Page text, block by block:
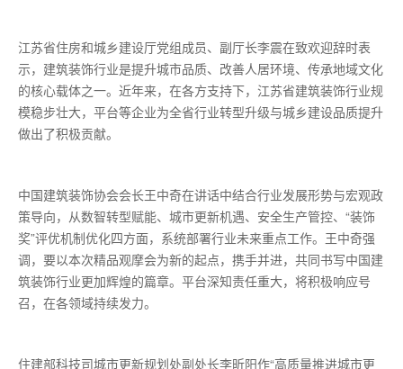
江苏省住房和城乡建设厅党组成员、副厅长李震在致欢迎辞时表
示，建筑装饰行业是提升城市品质、改善人居环境、传承地域文化
的核心载体之一。近年来，在各方支持下，江苏省建筑装饰行业规
模稳步壮大，平台等企业为全省行业转型升级与城乡建设品质提升
做出了积极贡献。
中国建筑装饰协会会长王中奇在讲话中结合行业发展形势与宏观政
策导向，从数智转型赋能、城市更新机遇、安全生产管控、“装饰
奖”评优机制优化四方面，系统部署行业未来重点工作。王中奇强
调，要以本次精品观摩会为新的起点，携手并进，共同书写中国建
筑装饰行业更加辉煌的篇章。平台深知责任重大，将积极响应号
召，在各领域持续发力。
住建部科技司城市更新规划处副处长李昕阳作“高质量推进城市更